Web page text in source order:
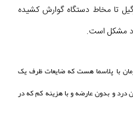
تا مخاط دستگاه گوارش کشیده
مشکل است.
با پلاسما هست که ضایعات ظرف یک
و بدون عارضه و با هزینه کم که در